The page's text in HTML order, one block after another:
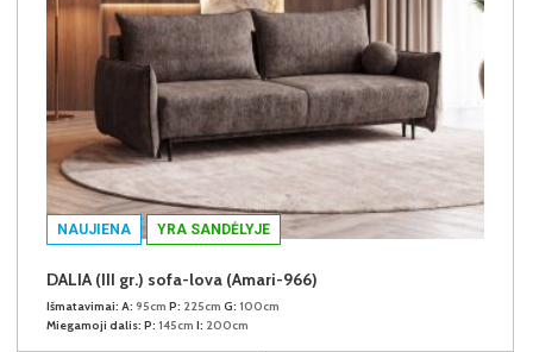
NAUJIENA YRA SANDĖLYJE
DALIA (III gr.) sofa-lova (Amari-966)
Išmatavimai: A: 95cm P: 225cm G: 100cm
Miegamoji dalis: P: 145cm I: 200cm